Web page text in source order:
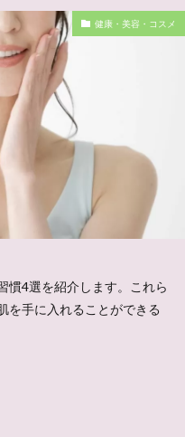
健康・美容・コスメ
慣4選を紹介します。これら
を手に入れることができる